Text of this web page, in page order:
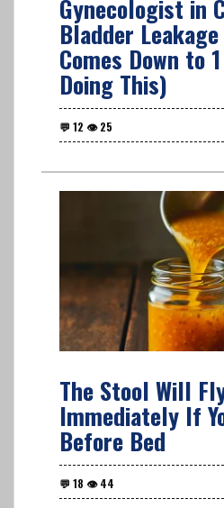
Gynecologist in
Bladder
Comes Down to
Doing This)
The Stool Will
Immediately If
Before Bed